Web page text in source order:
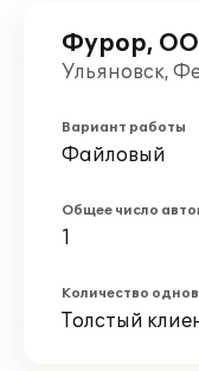
Фурор,
Ульяновск,
Вариант работы
Файловый
Общее число
1
Количество
Толстый